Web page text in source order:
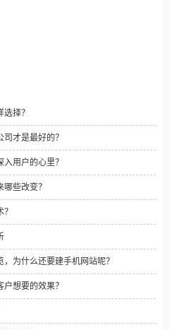
择？
才是最好的？
用户的心里？
些改变？
为什么还要建手机网站呢？
想要的效果？